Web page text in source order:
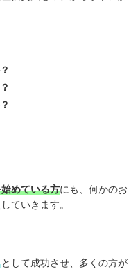
めている方にも、何かのお
ていきます。
として成功させ、多くの方が